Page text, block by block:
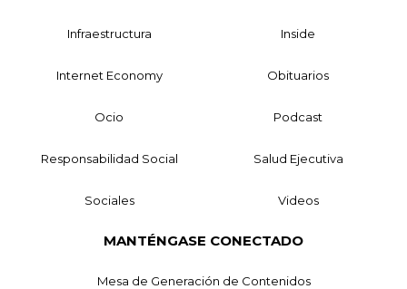
Infraestructura Inside
Internet Economy Obituarios
Ocio Podcast
Responsabilidad Social Salud Ejecutiva
Sociales Videos
MANTÉNGASE CONECTADO
Mesa de Generación de Contenidos